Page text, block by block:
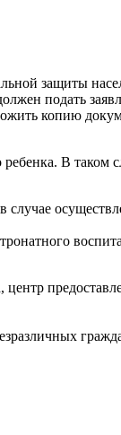
защиты
подать
копию
В таком
случае
центр